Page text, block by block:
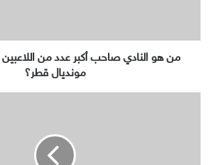
في
قطر؟
من هو النادي صاحب أكبر عدد من
مونديال قطر؟